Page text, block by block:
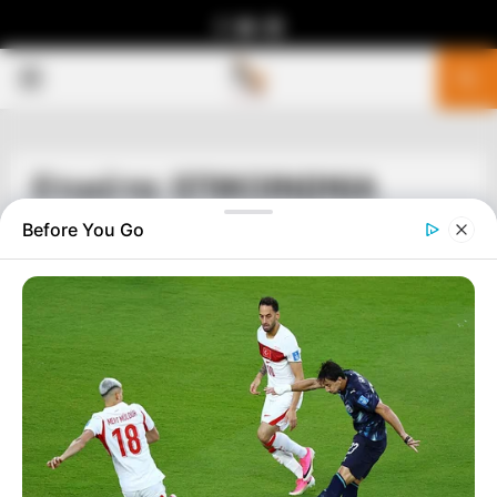
Ετικέτα: ΕΠΙΚΟΙΝΩΝΙΑ
Before You Go